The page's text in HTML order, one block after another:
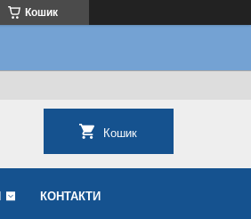
Кошик
Кошик
КОНТАКТИ